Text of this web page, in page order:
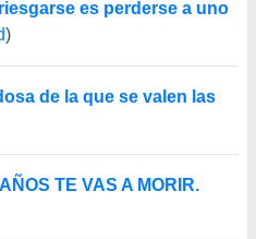
es perderse a uno
)
de la que se valen las
TE VAS A MORIR.